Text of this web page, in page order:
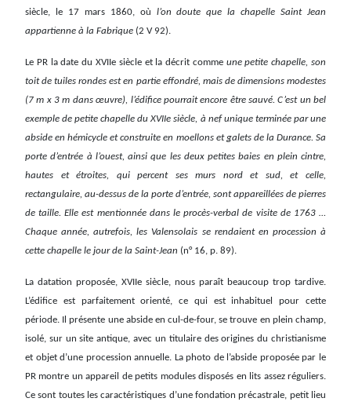
siècle, le 17 mars 1860, où l’on doute que la chapelle Saint Jean
appartienne à la Fabrique (2 V 92).
Le PR la date du XVIIe siècle et la décrit comme une petite chapelle, son
toit de tuiles rondes est en partie effondré, mais de dimensions modestes
(7 m x 3 m dans œuvre), l’édifice pourrait encore être sauvé. C’est un bel
exemple de petite chapelle du XVIIe siècle, à nef unique terminée par une
abside en hémicycle et construite en moellons et galets de la Durance. Sa
porte d’entrée à l’ouest, ainsi que les deux petites baies en plein cintre,
hautes et étroites, qui percent ses murs nord et sud, et celle,
rectangulaire, au-dessus de la porte d’entrée, sont appareillées de pierres
de taille. Elle est mentionnée dans le procès-verbal de visite de 1763 …
Chaque année, autrefois, les Valensolais se rendaient en procession à
cette chapelle le jour de la Saint-Jean (n° 16, p. 89).
La datation proposée, XVIIe siècle, nous paraît beaucoup trop tardive.
L’édifice est parfaitement orienté, ce qui est inhabituel pour cette
période. Il présente une abside en cul-de-four, se trouve en plein champ,
isolé, sur un site antique, avec un titulaire des origines du christianisme
et objet d’une procession annuelle. La photo de l’abside proposée par le
PR montre un appareil de petits modules disposés en lits assez réguliers.
Ce sont toutes les caractéristiques d’une fondation précastrale, petit lieu